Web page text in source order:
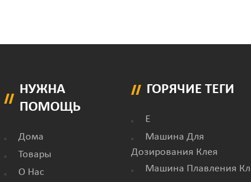
НУЖНА
ПОМОЩЬ
Дома
Товары
О Нас
ГОРЯЧИЕ ТЕГИ
E
Машина Для
Дозирования Клея
Машина Плавления